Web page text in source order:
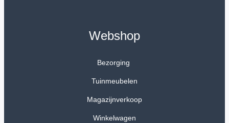
Webshop
Bezorging
Tuinmeubelen
Magazijnverkoop
Winkelwagen